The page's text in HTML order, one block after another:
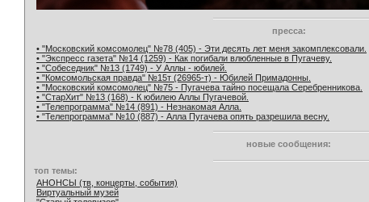
пресса:
• "Московский комсомолец" №78 (405) - Эти десять лет меня закомплексовали.
• "Экспресс газета" №14 (1259) - Как погибали влюбленные в Пугачеву.
• "Собеседник" №13 (1749) - У Аллы - юбилей.
• "Комсомольская правда" №15т (26965-т) - Юбилей Примадонны.
• "Московский комсомолец" №75 - Пугачева тайно посещала Серебренникова.
• "СтарХит" №13 (168) - К юбилею Аллы Пугачевой.
• "Телепрограмма" №14 (891) - Незнакомая Алла.
• "Телепрограмма" №10 (887) - Алла Пугачева опять разрешила весну.
новые сообщения:
топ темы:
АНОНСЫ (тв, концерты, события)
Виртуальный музей